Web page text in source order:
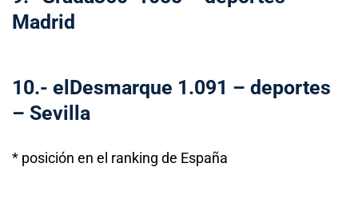
Madrid
10.- elDesmarque 1.091 – deportes
– Sevilla
* posición en el ranking de España